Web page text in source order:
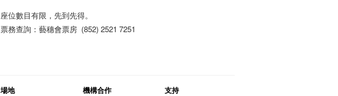
座​位​數目​有​限​，先到先得。
票務查詢：藝穗會票房 (852) 2521 7251
場地
機構合作
支持